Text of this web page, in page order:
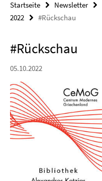
Startseite Newsletter
2022
#Rückschau
#Rückschau
05.10.2022